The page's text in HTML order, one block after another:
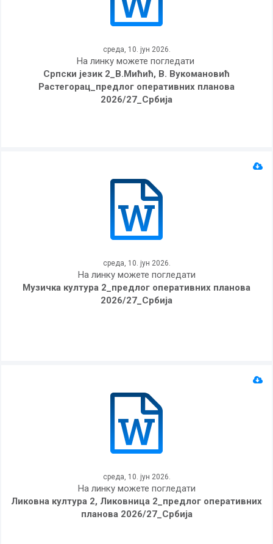
среда, 10. јун 2026.
На линку можете погледати
Српски језик 2_В.Мићић, В. Вукомановић
Растегорац_предлог оперативних планова
2026/27_Србија
среда, 10. јун 2026.
На линку можете погледати
Музичка култура 2_предлог оперативних планова
2026/27_Србија
среда, 10. јун 2026.
На линку можете погледати
Ликовна култура 2, Ликовница 2_предлог оперативних
планова 2026/27_Србија